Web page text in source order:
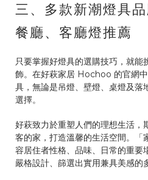
三、多款新潮燈具
餐廳、客廳燈推薦
只要掌握好燈具的選購技巧，就能
飾。在好萩家居 Hochoo 的官網
具，無論是吊燈、壁燈、桌燈及落
選擇。
好萩致力於重塑人們的理想生活，
客的家，打造溫馨的生活空間。「
容居住者性格、品味、日常的重要
嚴格設計、篩選出實用兼具美感的